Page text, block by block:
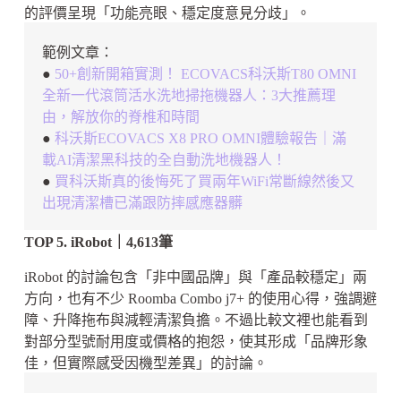
的評價呈現「功能亮眼、穩定度意見分歧」。
範例文章：
● 50+創新開箱實測！ ECOVACS科沃斯T80 OMNI
全新一代滾筒活水洗地掃拖機器人：3大推薦理
由，解放你的脊椎和時間
● 科沃斯ECOVACS X8 PRO OMNI體驗報告｜滿
載AI清潔黑科技的全自動洗地機器人！
● 買科沃斯真的後悔死了買兩年WiFi常斷線然後又
出現清潔槽已滿跟防摔感應器髒
TOP 5. iRobot｜4,613筆
iRobot 的討論包含「非中國品牌」與「產品較穩定」兩
方向，也有不少 Roomba Combo j7+ 的使用心得，強調避
障、升降拖布與減輕清潔負擔。不過比較文裡也能看到
對部分型號耐用度或價格的抱怨，使其形成「品牌形象
佳，但實際感受因機型差異」的討論。